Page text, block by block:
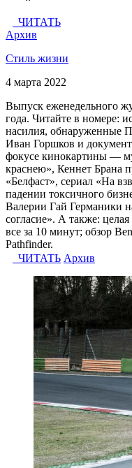
ЧИТАТЬ
Архив
Стиль жизни
4 марта 2022
Выпуск еженедельного
года. Читайте в номере:
насилия, обнаруженные
Иван Горшков и
фокусе кинокартины —
краснею», Кеннет Брана
«Белфаст», сериал «На
падении токсичного
Валерии Гай Германики
согласие». А также:
все за 10 минут; обзор
Pathfinder.
ЧИТАТЬ Архив